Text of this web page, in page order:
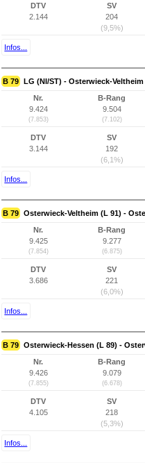
DTV
2.144
SV
204
(9,5%)
Infos...
B 79 LG (NI/ST) - Osterwieck-Veltheim
Nr.
9.424
(7.853)
B-Rang
9.504
(7.102)
DTV
3.144
SV
192
(6,1%)
Infos...
B 79 Osterwieck-Veltheim (L 91) -
Nr.
9.425
(7.854)
B-Rang
9.277
(6.875)
DTV
3.686
SV
221
(6,0%)
Infos...
B 79 Osterwieck-Hessen (L 89) -
Nr.
9.426
(7.855)
B-Rang
9.079
(6.678)
DTV
4.105
SV
218
(5,3%)
Infos...